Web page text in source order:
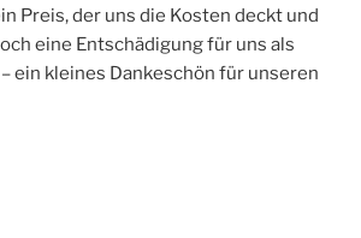
Preis, der uns die Kosten deckt und
eine Entschädigung für uns als
ein kleines Dankeschön für unseren